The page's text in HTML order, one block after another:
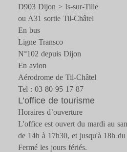
D903 Dijon > Is-sur-Tille
ou A31 sortie Til-Châtel
En bus
Ligne Transco
N°102 depuis Dijon
En avion
Aérodrome de Til-Châtel
Tel : 03 80 95 17 87
L’office de tourisme
Horaires d’ouverture
L'office est ouvert du mardi au
de 14h à 17h30, et jusqu'à 18h
Fermé les jours fériés.